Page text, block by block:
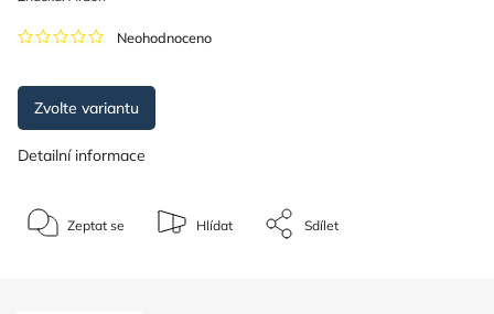
Neohodnoceno
Zvolte variantu
Detailní informace
Zeptat se Hlídat Sdílet